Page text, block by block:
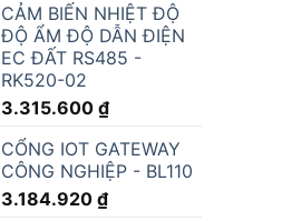
CẢM BIẾN NHIỆT ĐỘ
ĐỘ ẨM ĐỘ DẪN ĐIỆN
EC ĐẤT RS485 -
RK520-02
3.315.600 ₫
CỔNG IOT GATEWAY
CÔNG NGHIỆP - BL110
3.184.920 ₫